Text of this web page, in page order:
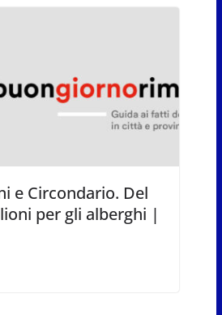
e Circondario. Del
per gli alberghi |